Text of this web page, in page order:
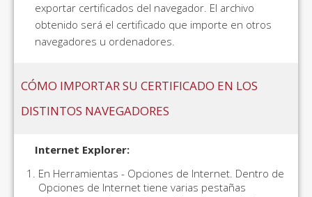
exportar certificados del navegador. El archivo
obtenido será el certificado que importe en otros
navegadores u ordenadores.
CÓMO IMPORTAR SU CERTIFICADO EN LOS
DISTINTOS NAVEGADORES
Internet Explorer:
En Herramientas - Opciones de Internet. Dentro de
Opciones de Internet tiene varias pestañas